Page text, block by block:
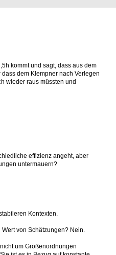
kommt und sagt, dass aus dem
dem Klempner nach Verlegen
wieder raus müssten und
effizienz angeht, aber
untermauern?
Kontexten.
von Schätzungen? Nein.
um Größenordnungen